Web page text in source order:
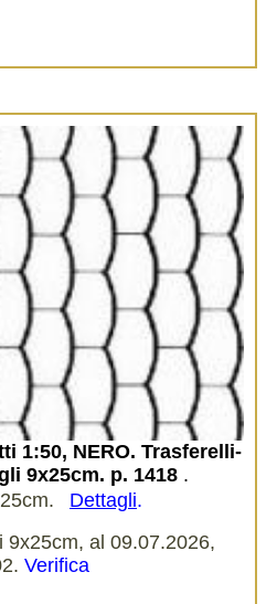
1:50, NERO. Trasferelli-
9x25cm. p. 1418 .
Dettagli.
9x25cm, al 09.07.2026,
Verifica